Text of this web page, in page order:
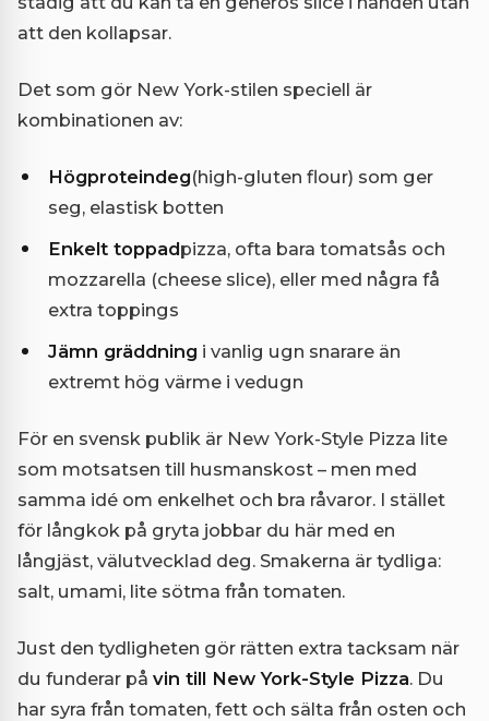
att den kollapsar.
Det som gör New York-stilen speciell är
kombinationen av:
Högproteindeg(high-gluten flour) som ger
seg, elastisk botten
Enkelt toppadpizza, ofta bara tomatsås och
mozzarella (cheese slice), eller med några få
extra toppings
Jämn gräddning i vanlig ugn snarare än
extremt hög värme i vedugn
För en svensk publik är New York-Style Pizza lite
som motsatsen till husmanskost – men med
samma idé om enkelhet och bra råvaror. I stället
för långkok på gryta jobbar du här med en
långjäst, välutvecklad deg. Smakerna är tydliga:
salt, umami, lite sötma från tomaten.
Just den tydligheten gör rätten extra tacksam när
du funderar på vin till New York-Style Pizza. Du
har syra från tomaten, fett och sälta från osten och